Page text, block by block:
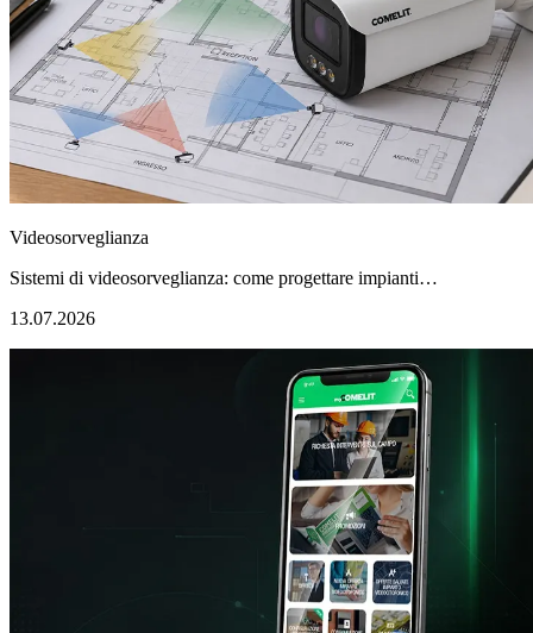
Videosorveglianza
Sistemi di videosorveglianza: come progettare impianti…
13.07.2026